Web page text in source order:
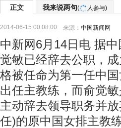
正文 我来说两句( 人参与)
2014-06-15 00:08:00 来源： 中国新闻网
中新网6月14日电 据
觉敏已经辞去公职，
格被任命为第一任中
出任主教练，而俞觉
主动辞去领导职务并
任)的原中国女排主教练